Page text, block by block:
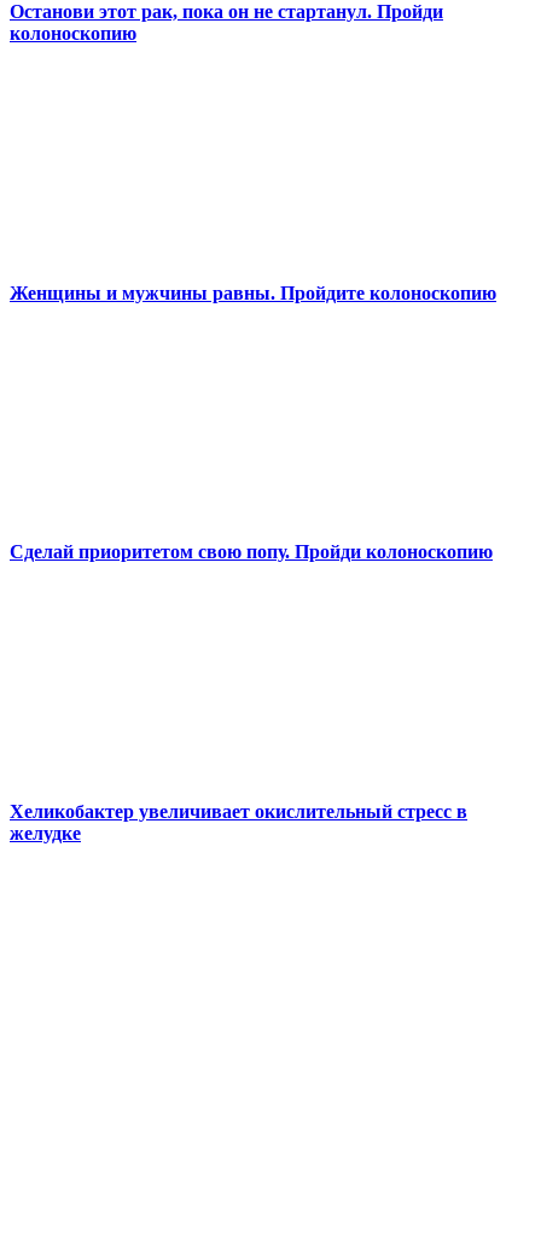
Останови этот рак, пока он не стартанул. Пройди
колоноскопию
Женщины и мужчины равны. Пройдите колоноскопию
Сделай приоритетом свою попу. Пройди колоноскопию
Хеликобактер увеличивает окислительный стресс в
желудке